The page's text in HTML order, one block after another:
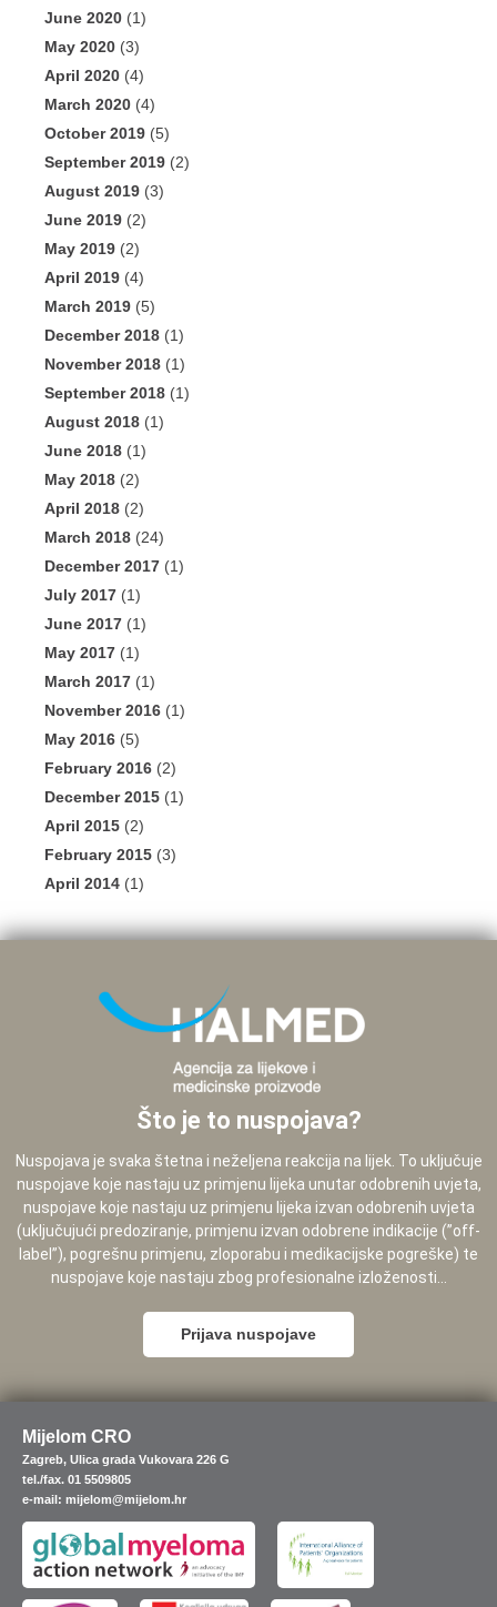
June 2020 (1)
May 2020 (3)
April 2020 (4)
March 2020 (4)
October 2019 (5)
September 2019 (2)
August 2019 (3)
June 2019 (2)
May 2019 (2)
April 2019 (4)
March 2019 (5)
December 2018 (1)
November 2018 (1)
September 2018 (1)
August 2018 (1)
June 2018 (1)
May 2018 (2)
April 2018 (2)
March 2018 (24)
December 2017 (1)
July 2017 (1)
June 2017 (1)
May 2017 (1)
March 2017 (1)
November 2016 (1)
May 2016 (5)
February 2016 (2)
December 2015 (1)
April 2015 (2)
February 2015 (3)
April 2014 (1)
Što je to nuspojava?
Nuspojava je svaka štetna i neželjena reakcija na lijek. To uključuje
nuspojave koje nastaju uz primjenu lijeka unutar odobrenih uvjeta,
nuspojave koje nastaju uz primjenu lijeka izvan odobrenih uvjeta
(uključujući predoziranje, primjenu izvan odobrene indikacije (”off-
label”), pogrešnu primjenu, zloporabu i medikacijske pogreške) te
nuspojave koje nastaju zbog profesionalne izloženosti...
Prijava nuspojave
Mijelom CRO
Zagreb, Ulica grada Vukovara 226 G
tel./fax. 01 5509805
e-mail: mijelom@mijelom.hr